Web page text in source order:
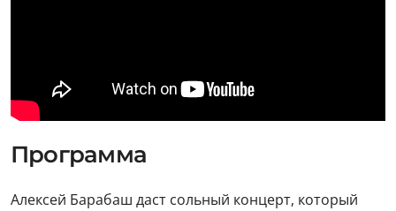
Программа
Алексей Барабаш даст сольный концерт, который